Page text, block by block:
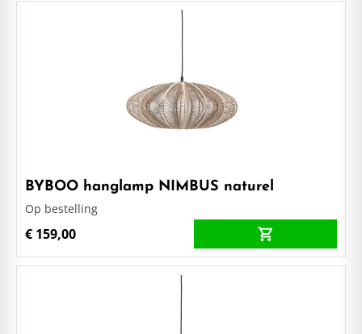
BYBOO hanglamp NIMBUS naturel
Op bestelling
€ 159,00